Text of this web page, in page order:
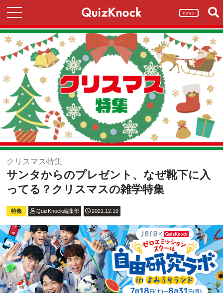
ログイン
クリスマス特集
サンタからのプレゼント、なぜ靴下に入
ってる？クリスマスの雑学特集
特集 QuizKnock編集部 2021.12.19